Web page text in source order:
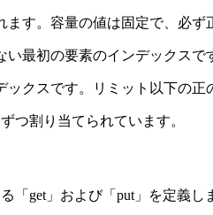
す。容量の値は固定で、必ず
最初の要素のインデックスで
クスです。リミット以下の正
つ割り当てられています。
「get」および「put」を定義し